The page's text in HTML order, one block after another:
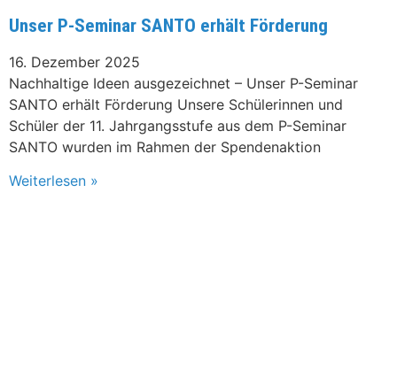
Unser P-Seminar SANTO erhält Förderung
16. Dezember 2025
Nachhaltige Ideen ausgezeichnet – Unser P-Seminar
SANTO erhält Förderung Unsere Schülerinnen und
Schüler der 11. Jahrgangsstufe aus dem P-Seminar
SANTO wurden im Rahmen der Spendenaktion
Weiterlesen »